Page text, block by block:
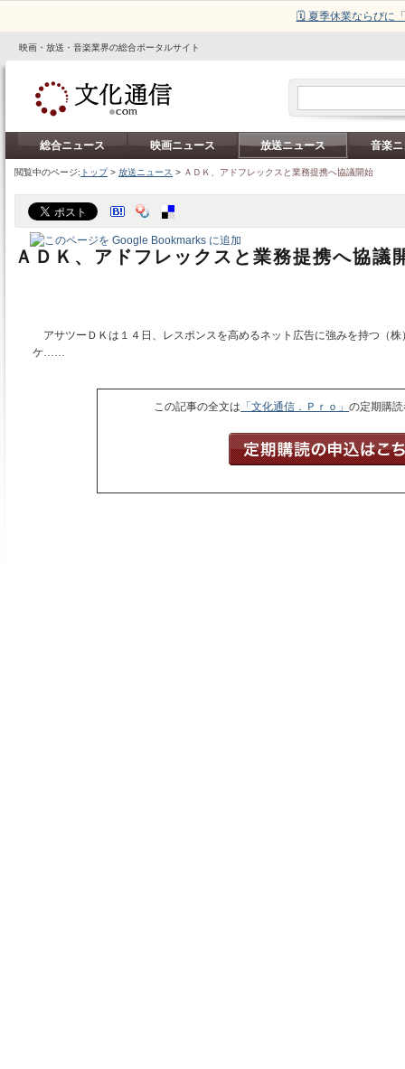
🗓️ 夏季休業ならびに
映画・放送・音楽業界の総合ポータルサイト
総合ニュース 映画ニュース 放送ニュース 音楽
閲覧中のページ: トップ> 放送ニュース > ＡＤＫ、アドフレックスと業務提携へ協議開始
ＡＤＫ、アドフレックスと業務提携へ協議
アサツーＤＫは１４日、レスポンスを高めるネット広告に強みを持つ（
ケ……
この記事の全文は 「文化通信．Ｐｒｏ」の定期購